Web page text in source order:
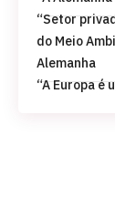
“Setor
do Meio
Alemanha
“A Europa é